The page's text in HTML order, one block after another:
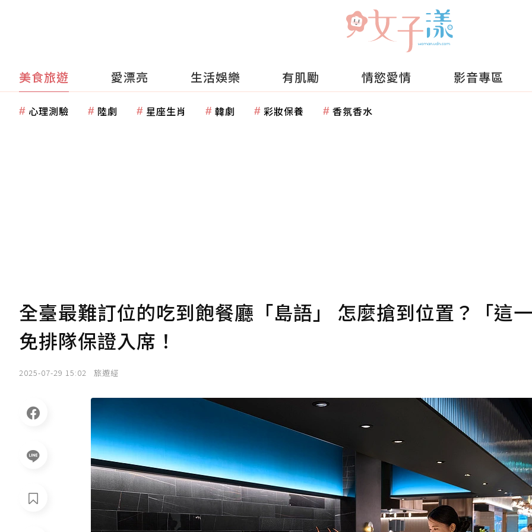
美食旅遊 愛漂亮 生活娛樂 有肌勵 情慾愛情 影音專區
心理測驗 陸劇 星座生肖 韓劇 彩妝保養 香氛香水
全臺最難訂位的吃到飽餐廳「島語」 怎麼搶到位置？「這
免排隊保證入席！
2025-07-29 15:02 旅遊經